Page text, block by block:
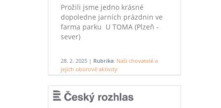
Prožili jsme jedno krásné
dopoledne jarních prázdnin ve
farma parku U TOMA (Plzeň -
sever)
28. 2. 2025 | Rubrika: Naši chovatelé a
jejich oborové aktivity